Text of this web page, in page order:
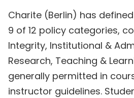
Charite (Berlin) has
9 of 12 policy categories,
Integrity, Institutional &
Research, Teaching &
generally permitted in
instructor guidelines.